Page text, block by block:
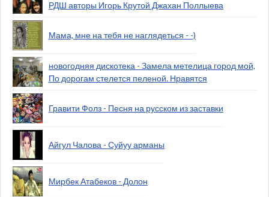
РДШ авторы Игорь Крутой Джахан Поллыева
Мама, мне на тебя не наглядеться - -)
новогодняя дискотека - Замела метелица город мой,
По дорогам стелется пеленой. Нравятся
Гравити Фолз - Песня на русском из заставки
Айгул Чалова - Суйуу арманы
Мирбек Атабеков - Долон